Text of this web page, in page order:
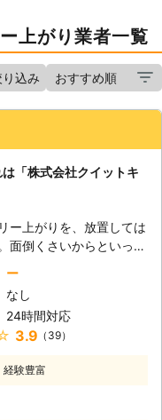
上がり業者一覧
り込み
「株式会社クイットキ
ー上がりを、放置しては
面倒くさいからといって
がりを放置してしまう
のガソリンが固まって詰
こす恐れがあります。そ
バッテリー上がりはすぐ
る必要があるのです。
会社クイックキャット」
ー
なし
24時間対応
3.9 （39）
経験豊富